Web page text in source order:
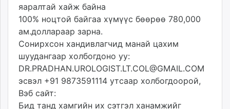
яаралтай хайж байна
100% ноцтой байгаа хүмүүс бөөрөө 780,000
ам.доллараар зарна.
Сонирхсон хандивлагчид манай цахим
шуудангаар холбогдоно уу:
DR.PRADHAN.UROLOGIST.LT.COL@GMAIL.COM
эсвэл +91 9873591114 утсаар холбогдоорой,
Вэб сайт:
Бид танд хамгийн их сэтгэл ханамжийг